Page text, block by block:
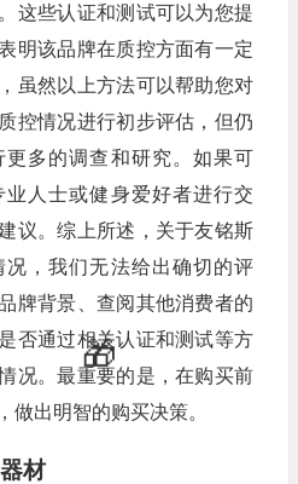
这些认证和测试可以为您提
明该品牌在质控方面有一定
虽然以上方法可以帮助您对
控情况进行初步评估，但仍
多的调查和研究。如果可
人士或健身爱好者进行交
议。综上所述，关于友铭斯
，我们无法给出确切的评
牌背景、查阅其他消费者的
否通过相关认证和测试等方
况。最重要的是，在购买前
做出明智的购买决策。
材